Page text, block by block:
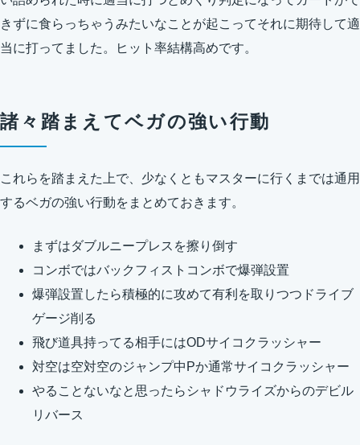
きずに食らっちゃうみたいなことが起こってそれに期待して適
当に打ってました。ヒット率結構高めです。
諸々踏まえてベガの強い行動
これらを踏まえた上で、少なくともマスターに行くまでは通用
するベガの強い行動をまとめておきます。
まずはダブルニープレスを擦り倒す
コンボではバックフィストコンボで爆弾設置
爆弾設置したら積極的に攻めて有利を取りつつドライブ
ゲージ削る
飛び道具持ってる相手にはODサイコクラッシャー
対空は空対空のジャンプ中Pか通常サイコクラッシャー
やることないなと思ったらシャドウライズからのデビル
リバース